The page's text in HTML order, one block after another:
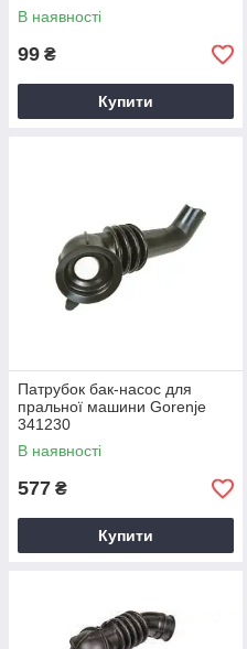
В наявності
99 ₴
Купити
Патрубок бак-насос для
пральної машини Gorenje
341230
В наявності
577 ₴
Купити